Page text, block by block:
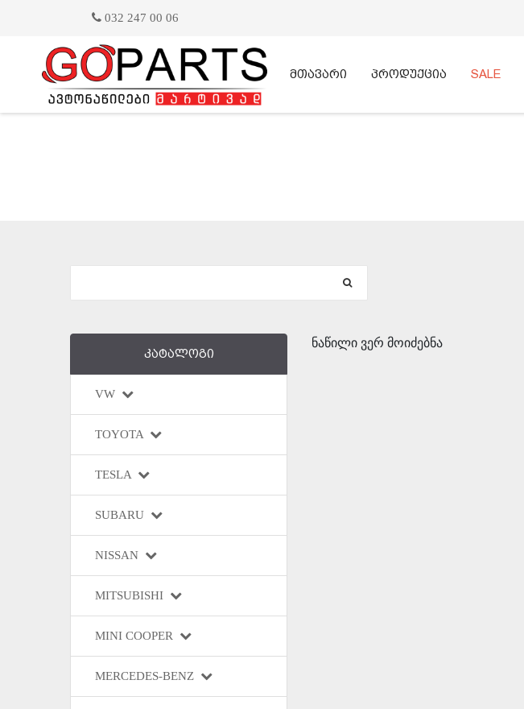
032 247 00 06
მთავარი პროდუქცია SALE
კატალოგი
VW
TOYOTA
TESLA
SUBARU
NISSAN
MITSUBISHI
MINI COOPER
MERCEDES-BENZ
ნაწილი ვერ მოიძებნა